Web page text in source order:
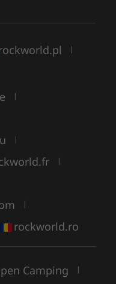
|
|
|
|
|
rockworld.ro
Camping |